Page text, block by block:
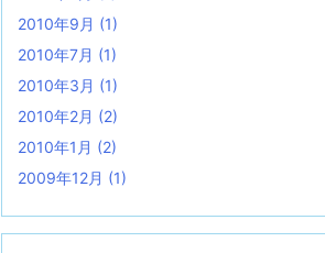
2010年9月 (1)
2010年7月 (1)
2010年3月 (1)
2010年2月 (2)
2010年1月 (2)
2009年12月 (1)